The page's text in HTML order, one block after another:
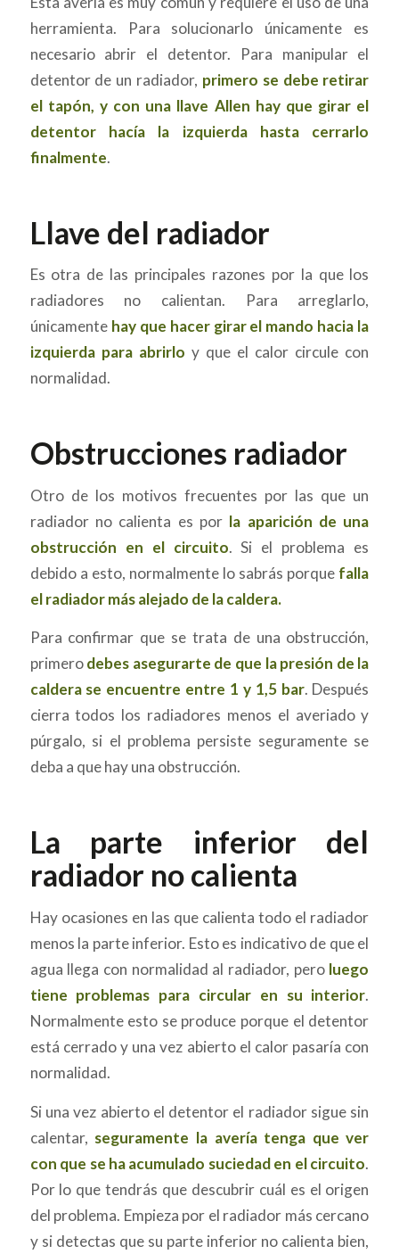
herramienta. Para solucionarlo únicamente es
necesario abrir el detentor. Para manipular el
detentor de un radiador, primero se debe retirar
el tapón, y con una llave Allen hay que girar el
detentor hacía la izquierda hasta cerrarlo
finalmente.
Llave del radiador
Es otra de las principales razones por la que los
radiadores no calientan. Para arreglarlo,
únicamente hay que hacer girar el mando hacia la
izquierda para abrirlo y que el calor circule con
normalidad.
Obstrucciones radiador
Otro de los motivos frecuentes por las que un
radiador no calienta es por la aparición de una
obstrucción en el circuito. Si el problema es
debido a esto, normalmente lo sabrás porque falla
el radiador más alejado de la caldera.
Para confirmar que se trata de una obstrucción,
primerodebes asegurarte de que la presión de la
caldera se encuentre entre 1 y 1,5 bar. Después
cierra todos los radiadores menos el averiado y
púrgalo, si el problema persiste seguramente se
deba a que hay una obstrucción.
La parte inferior del
radiador no calienta
Hay ocasiones en las que calienta todo el radiador
menos la parte inferior. Esto es indicativo de que el
agua llega con normalidad al radiador, pero luego
tiene problemas para circular en su interior.
Normalmente esto se produce porque el detentor
está cerrado y una vez abierto el calor pasaría con
normalidad.
Si una vez abierto el detentor el radiador sigue sin
calentar, seguramente la avería tenga que ver
con que se ha acumulado suciedad en el circuito.
Por lo que tendrás que descubrir cuál es el origen
del problema. Empieza por el radiador más cercano
y si detectas que su parte inferior no calienta bien,